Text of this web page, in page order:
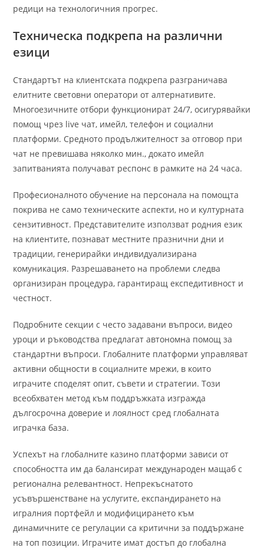
редици на технологичния прогрес.
Техническа подкрепа на различни
езици
Стандартът на клиентската подкрепа разграничава
елитните световни оператори от алтернативите.
Многоезичните отбори функционират 24/7, осигурявайки
помощ чрез live чат, имейл, телефон и социални
платформи. Средното продължителност за отговор при
чат не превишава няколко мин., докато имейл
запитванията получават респонс в рамките на 24 часа.
Професионалното обучение на персонала на помощта
покрива не само техническите аспекти, но и културната
сензитивност. Представителите използват родния език
на клиентите, познават местните празнични дни и
традиции, генерирайки индивидуализирана
комуникация. Разрешаването на проблеми следва
организиран процедура, гарантиращ експедитивност и
честност.
Подробните секции с често задавани въпроси, видео
уроци и ръководства предлагат автономна помощ за
стандартни въпроси. Глобалните платформи управляват
активни общности в социалните мрежи, в които
играчите споделят опит, съвети и стратегии. Този
всеобхватен метод към поддръжката изгражда
дългосрочна доверие и лоялност сред глобалната
играчка база.
Успехът на глобалните казино платформи зависи от
способността им да балансират международен мащаб с
регионална релевантност. Непрекъснатото
усъвършенстване на услугите, експандирането на
игралния портфейл и модифицирането към
динамичните се регулации са критични за поддържане
на топ позиции. Играчите имат достъп до глобална